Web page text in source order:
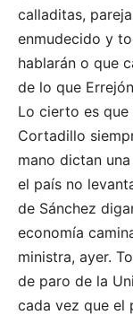
calladitas,
enmudecido y
hablarán o que
de lo que
Lo cierto es que
Cortadillo
mano dictan
el país no
de Sánchez
economía
ministra, ayer.
de paro de la
cada vez que el